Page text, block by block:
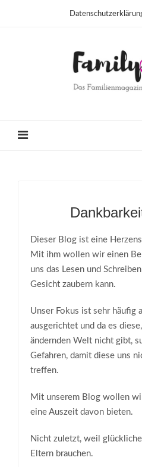
Dieser Blog ist eine
Mit ihm wollen wir einen
uns das Lesen und
Gesicht zaubern kann.
Unser Fokus ist sehr häufig
ausgerichtet und da es
ändernden Welt nicht gibt,
Gefahren, damit diese uns
treffen.
Mit unserem Blog wollen
eine Auszeit davon bieten.
Nicht zuletzt, weil
Eltern brauchen.